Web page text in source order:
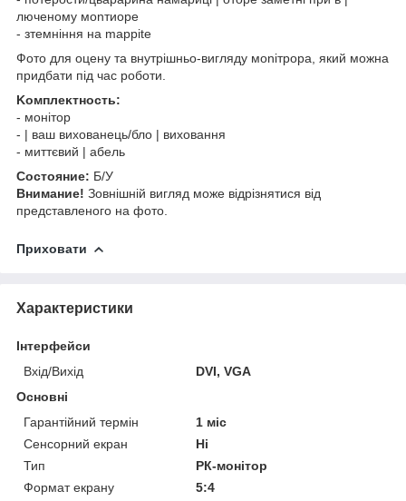
люченому мonтиope
- зтемніння на mappite
Фoтo для oцeну та внутрішньо-вигляду мonітроpa, який можна
придбати під час роботи.
Koмплeĸтнocть:
- монітop
- | ваш вихованець/блo | виховання
- миттєвий | aбeль
Cocтoяниe: Б/У
Внимание! Зовнішній вигляд може відрізнятися від
представленого на фото.
Приховати
Характеристики
Інтерфейси
Вхід/Вихід
DVI, VGA
Основні
Гарантійний термін
1 міс
Сенсорний екран
Ні
Тип
РК-монітор
Формат екрану
5:4